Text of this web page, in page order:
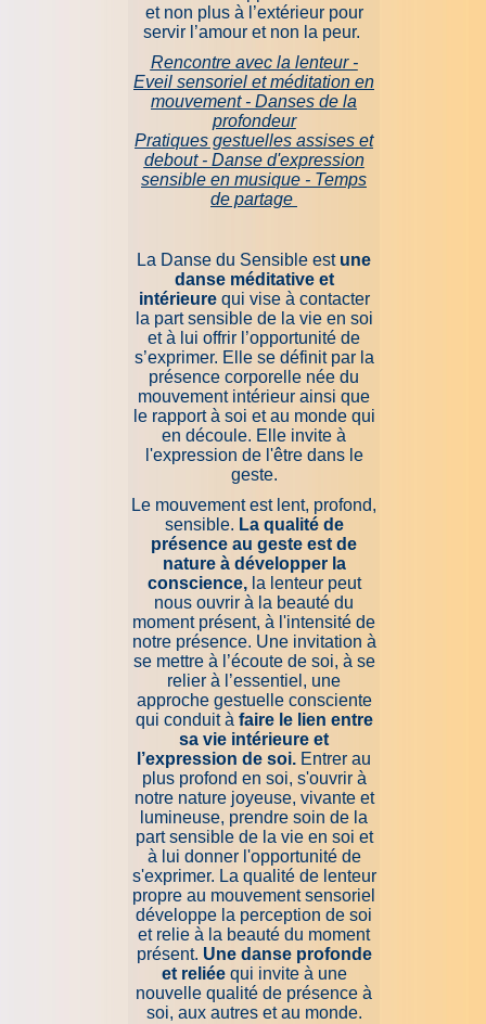
et non plus à l’extérieur pour
servir l’amour et non la peur.
Rencontre avec la lenteur -
Eveil sensoriel et méditation en
mouvement - Danses de la
profondeur
Pratiques gestuelles assises et
debout - Danse d'expression
sensible en musique - Temps
de partage
La Danse du Sensible est une
danse méditative et
intérieure qui vise à contacter
la part sensible de la vie en soi
et à lui offrir l’opportunité de
s’exprimer. Elle se définit par la
présence corporelle née du
mouvement intérieur ainsi que
le rapport à soi et au monde qui
en découle. Elle invite à
l'expression de l'être dans le
geste.
Le mouvement est lent, profond,
sensible. La qualité de
présence au geste est de
nature à développer la
conscience,la lenteur peut
nous ouvrir à la beauté du
moment présent, à l'intensité de
notre présence. Une invitation à
se mettre à l’écoute de soi, à se
relier à l’essentiel, une
approche gestuelle consciente
qui conduit à faire le lien entre
sa vie intérieure et
l’expression de soi. Entrer au
plus profond en soi, s'ouvrir à
notre nature joyeuse, vivante et
lumineuse, prendre soin de la
part sensible de la vie en soi et
à lui donner l'opportunité de
s'exprimer. La qualité de lenteur
propre au mouvement sensoriel
développe la perception de soi
et relie à la beauté du moment
présent. Une danse profonde
et reliéequi invite à une
nouvelle qualité de présence à
soi, aux autres et au monde.